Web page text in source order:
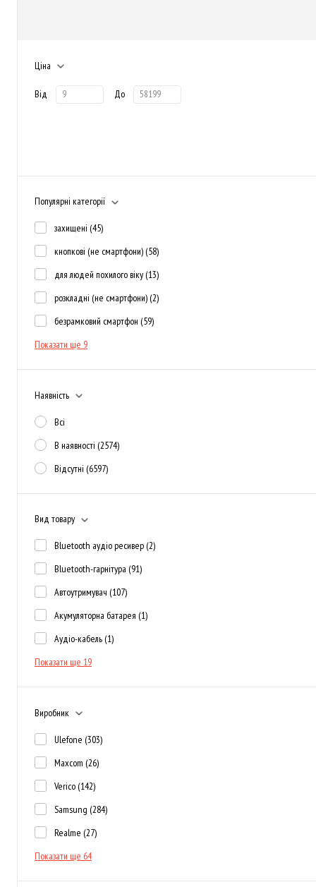
Ціна
Від До
Популярні категорії
захищені (45)
кнопкові (не смартфони) (58)
для людей похилого віку (13)
розкладні (не смартфони) (2)
безрамковий смартфон (59)
Показати ще 9
Наявність
Всі
В наявності (2574)
Відсутні (6597)
Вид товару
Bluetooth аудіо ресивер (2)
Bluetooth-гарнітура (91)
Автоутримувач (107)
Акумуляторна батарея (1)
Аудіо-кабель (1)
Показати ще 19
Виробник
Ulefone (303)
Maxcom (26)
Verico (142)
Samsung (284)
Realme (27)
Показати ще 64